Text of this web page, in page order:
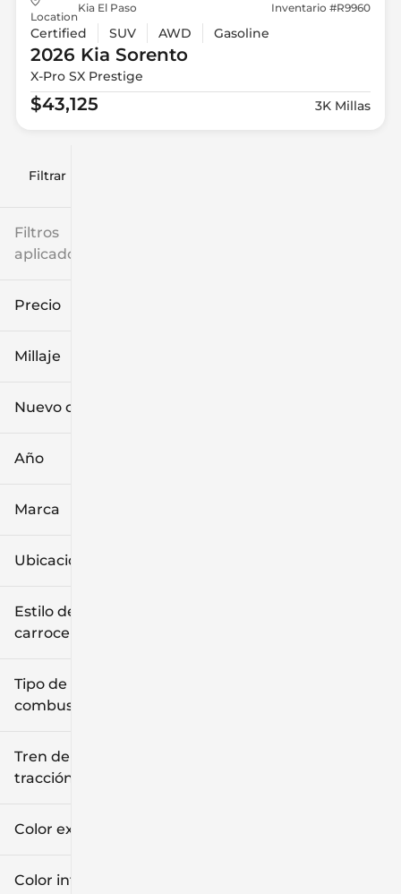
Filtrar por
Filtros
aplicados
Precio
Millaje
Nuevo o usado
Año
Marca
Ubicación
Estilo de
carrocería
Tipo de
combustible
Tren de
tracción
Color exterior
Color interior
Location
Kia El Paso Inventario #R9960
Certified SUV AWD Gasoline
2026 Kia Sorento
X-Pro SX Prestige
$43,125 3K Millas